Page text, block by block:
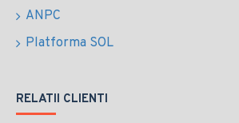
ANPC
Platforma SOL
RELATII CLIENTI